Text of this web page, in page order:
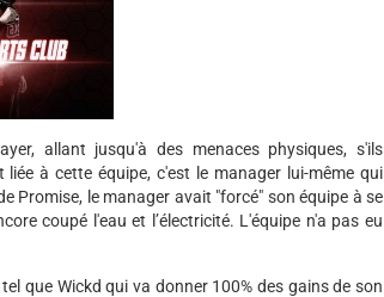
allant jusqu'à des menaces physiques, s'ils
liée à cette équipe, c'est le manager lui-même qui
Promise, le manager avait "forcé" son équipe à se
coupé l'eau et l’électricité. L'équipe n'a pas eu
que Wickd qui va donner 100% des gains de son